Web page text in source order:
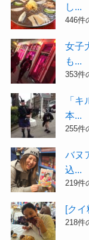
し...
446件
女子
も...
353件
「
本...
255件
バヌ
込...
219件
[ク
218件